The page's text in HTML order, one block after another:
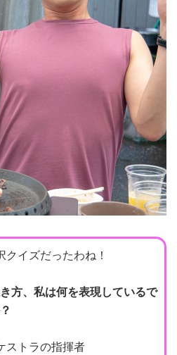
クイズだったわね！
方、私は何を表現しているで
ストラの指揮者